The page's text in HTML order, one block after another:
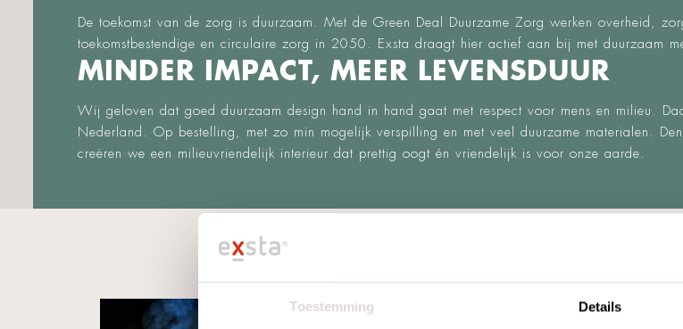
Toestemming Details
De toekomst van de zorg is duurzaam. Met de Green Deal Duurzame Zorg werken overheid,
toekomstbestendige en circulaire zorg in 2050. Exsta draagt hier actief aan bij met duurzaam
MINDER IMPACT, MEER LEVENSDUUR
Wij geloven dat goed duurzaam design hand in hand gaat met respect voor mens en milieu.
Nederland. Op bestelling, met zo min mogelijk verspilling en met veel duurzame materialen.
creëren we een milieuvriendelijk interieur dat prettig oogt én vriendelijk is voor onze aarde.